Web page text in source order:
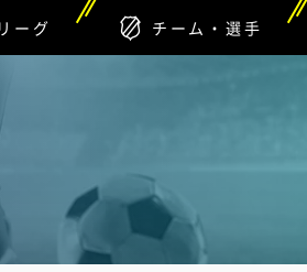
ーグ チーム・選手